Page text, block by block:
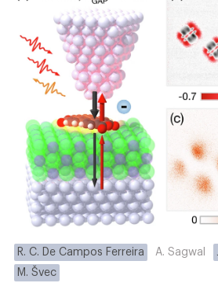
R. C. De Campos Ferreira A. Sagwal
M. Švec